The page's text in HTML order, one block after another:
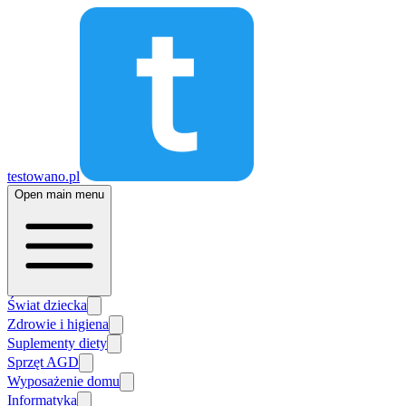
testowano.pl
Open main menu
Świat dziecka
Zdrowie i higiena
Suplementy diety
Sprzęt AGD
Wyposażenie domu
Informatyka